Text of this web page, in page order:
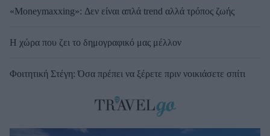
«Moneymaxxing»: Δεν είναι απλά trend αλλά τρόπος ζωής
Η χώρα που ζει το δημογραφικό μας μέλλον
Φοιτητική Στέγη: Όσα πρέπει να ξέρετε πριν νοικιάσετε σπίτι